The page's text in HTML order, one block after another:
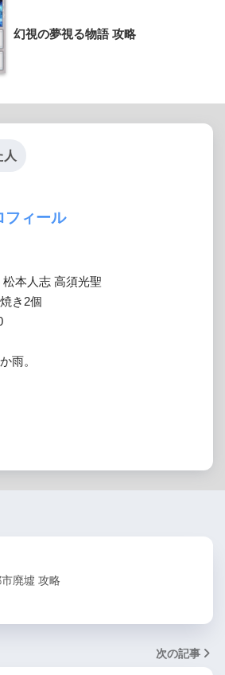
幻視の夢視る物語 攻略
人
フィール
本人志 高須光聖
き2個
雨。
廃墟 攻略
次の記事